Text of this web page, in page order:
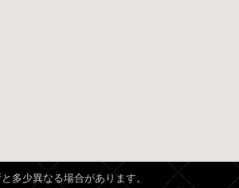
多少異なる場合があります。